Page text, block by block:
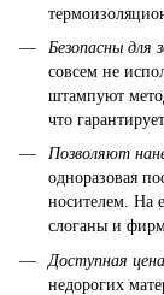
Безопасны для
совсем не
штампуют
что
Позволяют
одноразовая
носителем. На
слоганы и
Доступная цена
недорогих